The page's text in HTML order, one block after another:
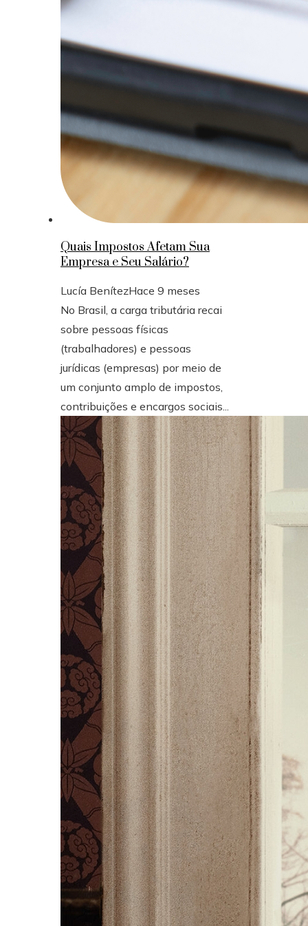
Quais Impostos Afetam Sua
Empresa e Seu Salário?
Lucía BenítezHace 9 meses
No Brasil, a carga tributária recai
sobre pessoas físicas
(trabalhadores) e pessoas
jurídicas (empresas) por meio de
um conjunto amplo de impostos,
contribuições e encargos sociais...